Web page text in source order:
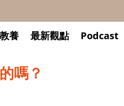
養 最新觀點 Podcast
嗎？